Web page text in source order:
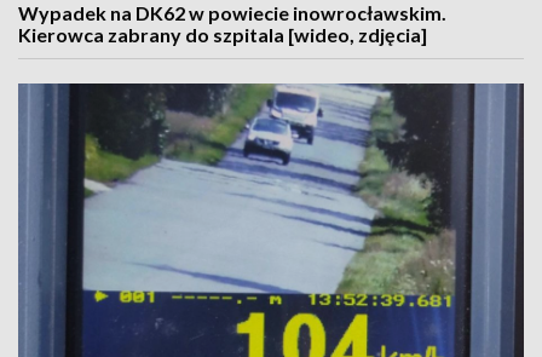
Wypadek na DK62 w powiecie inowrocławskim.
Kierowca zabrany do szpitala [wideo, zdjęcia]